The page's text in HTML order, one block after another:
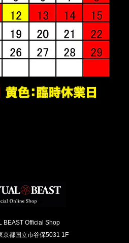
BEAST Official Shop
京都国立市谷保5031 1F